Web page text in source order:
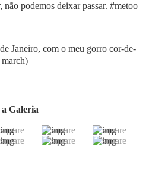
podemos deixar passar. #metoo
Janeiro, com o meu gorro cor-de-
Galeria